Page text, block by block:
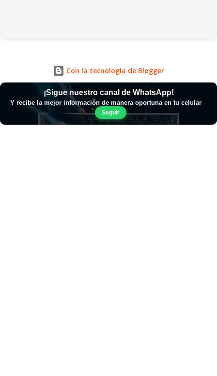
Con la tecnología de Blogger
¡Sigue nuestro canal de WhatsApp!
Y recibe la mejor información de manera oportuna en tu celular
Seguir